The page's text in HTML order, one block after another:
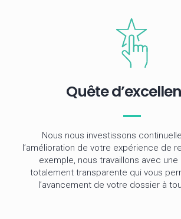
Quête
Nous nous investissons
l’amélioration de votre expérience de
exemple, nous travaillons avec
totalement transparente qui vous
l’avancement de votre dossier à